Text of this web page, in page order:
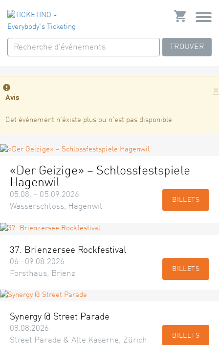
TROUVER
×
Avis
Cet événement n'éxiste plus ou n'est pas disponible
«Der Geizige» – Schlossfestspiele
Hagenwil
05.08. – 05.09.2026
Wasserschloss, Hagenwil
BILLETS
37. Brienzersee Rockfestival
06.–09.08.2026
Forsthaus, Brienz
BILLETS
Synergy @ Street Parade
08.08.2026
Street Parade & Alte Kaserne, Zürich
BILLETS